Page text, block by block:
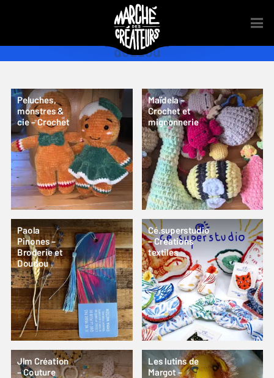
doudou
Peluches,
monstres &
cie – Crochet
Maïdela –
Crochet et
mignonnerie
Paola
Pinones –
Broderie et
Doudou
Cé.superstudio
– Créations
textiles
Jlm Création
– Couture
Les lutins de
Margot –